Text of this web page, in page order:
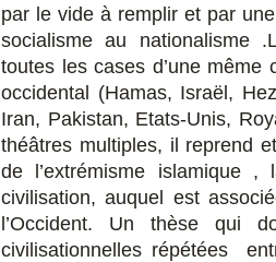
par le vide à remplir et par
socialisme au nationalisme
toutes les cases d’une
occidental (Hamas, Israël,
Iran, Pakistan, Etats-Unis,
théâtres multiples, il reprend
de l’extrémisme islamique
civilisation, auquel est
l’Occident. Un thèse qui
civilisationnelles répétées